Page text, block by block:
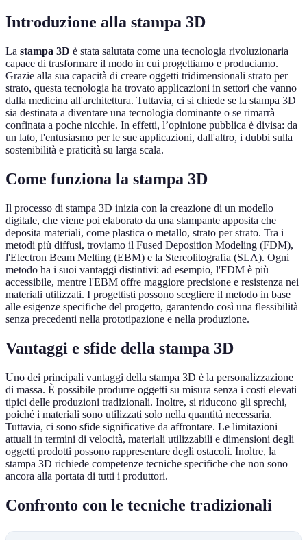
Introduzione alla stampa 3D
La stampa 3D è stata salutata come una tecnologia rivoluzionaria
capace di trasformare il modo in cui progettiamo e produciamo.
Grazie alla sua capacità di creare oggetti tridimensionali strato per
strato, questa tecnologia ha trovato applicazioni in settori che vanno
dalla medicina all'architettura. Tuttavia, ci si chiede se la stampa 3D
sia destinata a diventare una tecnologia dominante o se rimarrà
confinata a poche nicchie. In effetti, l’opinione pubblica è divisa: da
un lato, l'entusiasmo per le sue applicazioni, dall'altro, i dubbi sulla
sostenibilità e praticità su larga scala.
Come funziona la stampa 3D
Il processo di stampa 3D inizia con la creazione di un modello
digitale, che viene poi elaborato da una stampante apposita che
deposita materiali, come plastica o metallo, strato per strato. Tra i
metodi più diffusi, troviamo il Fused Deposition Modeling (FDM),
l'Electron Beam Melting (EBM) e la Stereolitografia (SLA). Ogni
metodo ha i suoi vantaggi distintivi: ad esempio, l'FDM è più
accessibile, mentre l'EBM offre maggiore precisione e resistenza nei
materiali utilizzati. I progettisti possono scegliere il metodo in base
alle esigenze specifiche del progetto, garantendo così una flessibilità
senza precedenti nella prototipazione e nella produzione.
Vantaggi e sfide della stampa 3D
Uno dei principali vantaggi della stampa 3D è la personalizzazione
di massa. È possibile produrre oggetti su misura senza i costi elevati
tipici delle produzioni tradizionali. Inoltre, si riducono gli sprechi,
poiché i materiali sono utilizzati solo nella quantità necessaria.
Tuttavia, ci sono sfide significative da affrontare. Le limitazioni
attuali in termini di velocità, materiali utilizzabili e dimensioni degli
oggetti prodotti possono rappresentare degli ostacoli. Inoltre, la
stampa 3D richiede competenze tecniche specifiche che non sono
ancora alla portata di tutti i produttori.
Confronto con le tecniche tradizionali